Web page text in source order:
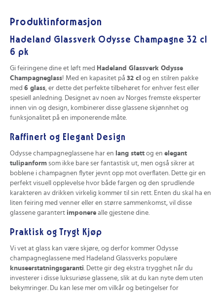
Produktinformasjon
Hadeland Glassverk Odysse Champagne 32 cl
6 pk
Gi feiringene dine et løft med Hadeland Glassverk Odysse
Champagneglass! Med en kapasitet på 32 cl og en stilren pakke
med 6 glass , er dette det perfekte tilbehøret for enhver fest eller
spesiell anledning. Designet av noen av Norges fremste eksperter
innen vin og design, kombinerer disse glassene skjønnhet og
funksjonalitet på en imponerende måte.
Raffinert og Elegant Design
Odysse champagneglassene har en lang stett og en elegant
tulipanform som ikke bare ser fantastisk ut, men også sikrer at
boblene i champagnen flyter jevnt opp mot overflaten. Dette gir en
perfekt visuell opplevelse hvor både fargen og den sprudlende
karakteren av drikken virkelig kommer til sin rett. Enten du skal ha en
liten feiring med venner eller en større sammenkomst, vil disse
glassene garantert imponere alle gjestene dine.
Praktisk og Trygt Kjøp
Vi vet at glass kan være skjøre, og derfor kommer Odysse
champagneglassene med Hadeland Glassverks populære
knuseerstatningsgaranti. Dette gir deg ekstra trygghet når du
investerer i disse luksuriøse glassene, slik at du kan nyte dem uten
bekymringer. Du kan lese mer om vilkår og betingelser for